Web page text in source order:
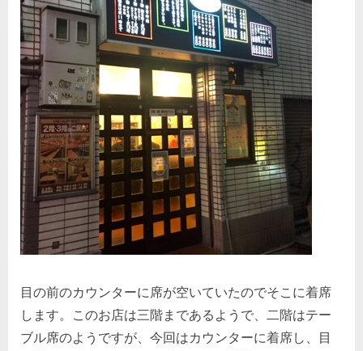
目の前のカウンターに席が空いていたのでそこに着席
します。このお店は三階まであるようで、二階はテー
ブル席のようですが、今回はカウンターに着席し、目